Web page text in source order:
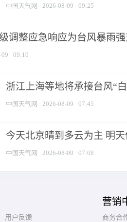
中国天气网 2026-08-09 09:25
调整应急响应为台风暴雨
09:10
浙江上海等地将承接台风“
中国天气网 2026-08-09 07:45
今天北京晴到多云为主 明
中国天气网 2026-08-09 07:08
用户反馈
营销
商务合